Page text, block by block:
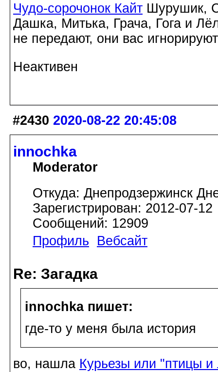
Чудо-сорочонок Кайт Шурушик,
Дашка, Митька, Грача, Гога и
не передают, они вас игнорируют
Неактивен
#2430 2020-08-22 20:45:08
innochka
Moderator
Откуда: Днепродзержинск
Зарегистрирован: 2012-07-12
Сообщений: 12909
Профиль
Вебсайт
Re: Загадка
innochka пишет:
где-то у меня была история
во, нашла Курьезы или "птицы